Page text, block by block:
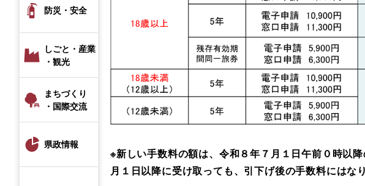
防災・安全
しごと・産業
・観光
まちづくり
・国際交流
県政情報
※新しい手数料の額は、令和８年７月１日午前０時以
月１日以降に受け取っても、引下げ後の手数料にはなり